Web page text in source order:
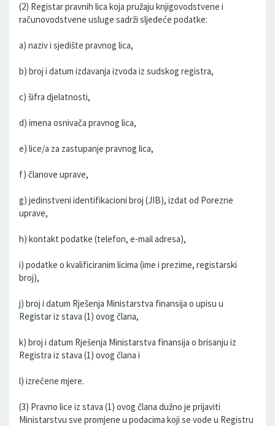
(2) Registar pravnih lica koja pružaju knjigovodstvene i
računovodstvene usluge sadrži sljedeće podatke:
a) naziv i sjedište pravnog lica,
b) broj i datum izdavanja izvoda iz sudskog registra,
c) šifra djelatnosti,
d) imena osnivača pravnog lica,
e) lice/a za zastupanje pravnog lica,
f) članove uprave,
g) jedinstveni identifikacioni broj (JIB), izdat od Porezne
uprave,
h) kontakt podatke (telefon, e-mail adresa),
i) podatke o kvalificiranim licima (ime i prezime, registarski
broj),
j) broj i datum Rješenja Ministarstva finansija o upisu u
Registar iz stava (1) ovog člana,
k) broj i datum Rješenja Ministarstva finansija o brisanju iz
Registra iz stava (1) ovog člana i
l) izrečene mjere.
(3) Pravno lice iz stava (1) ovog člana dužno je prijaviti
Ministarstvu sve promjene u podacima koji se vode u Registru